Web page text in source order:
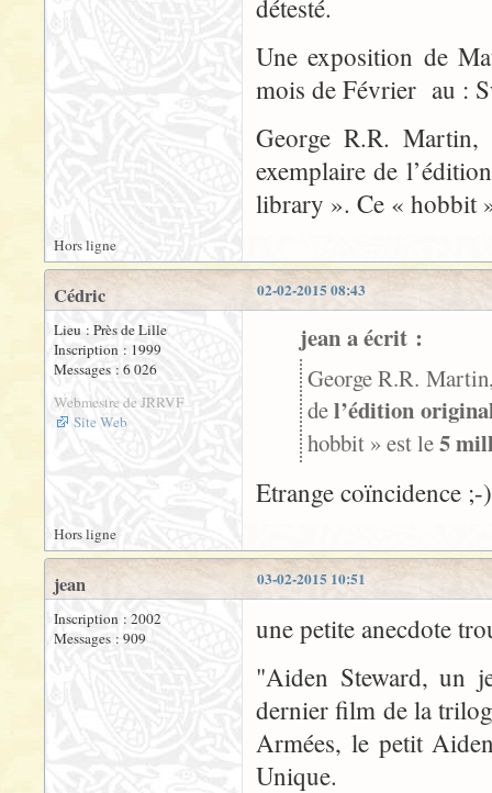
détesté.
Une exposition de
mois de Février au :
George R.R.
exemplaire de
library ». Ce « hobbit
Hors ligne
02-02-2015 08:43
Cédric
Lieu : Près de Lille
Inscription : 1999
Messages : 6 026
Webmestre de JRRVF
Site Web
jean a écrit :
George R.R.
del’édition
hobbit » est le5
Etrange coïncidence ;-)
Hors ligne
03-02-2015 10:51
jean
Inscription : 2002
Messages : 909
une petite anecdote
"Aiden Steward, un
dernier film de la
Armées, le petit
Unique.